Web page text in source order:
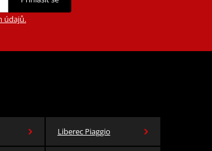
údajů.
Liberec Piaggio